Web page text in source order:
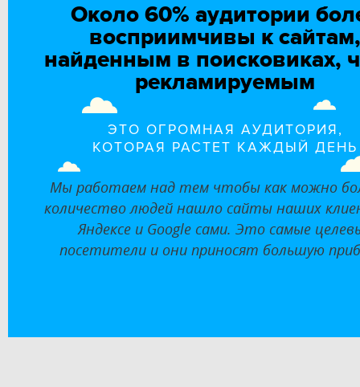
Около 60% аудитории
восприимчивы к сайтам,
найденным в поисковиках,
рекламируемым
ЭТО ОГРОМНАЯ АУДИТОРИЯ,
КОТОРАЯ РАСТЕТ КАЖДЫЙ ДЕНЬ
Мы работаем над тем чтобы как можно
количество людей нашло сайты наших
Яндексе и Google сами. Это самые
посетители и они приносят большую